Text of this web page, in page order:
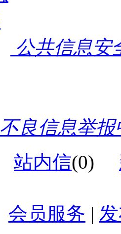
公共信息安
不良信息举报
站内信(0)
会员服务 |